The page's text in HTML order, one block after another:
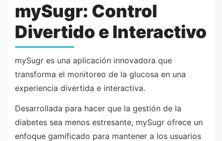
mySugr: Control
Divertido e Interactivo
mySugr es una aplicación innovadora que
transforma el monitoreo de la glucosa en una
experiencia divertida e interactiva.
Desarrollada para hacer que la gestión de la
diabetes sea menos estresante, mySugr ofrece un
enfoque gamificado para mantener a los usuarios